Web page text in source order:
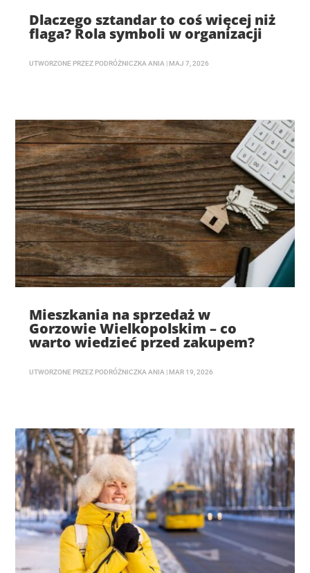
Dlaczego sztandar to coś więcej niż
flaga? Rola symboli w organizacji
UTWORZONE PRZEZ PODRÓŻNICZKA ANIA | MAJ 7, 2026
Mieszkania na sprzedaż w
Gorzowie Wielkopolskim – co
warto wiedzieć przed zakupem?
UTWORZONE PRZEZ PODRÓŻNICZKA ANIA | MAR 19, 2026